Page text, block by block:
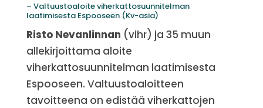
– Valtuustoaloite viherkattosuunnitelman
laatimisesta Espooseen (Kv-asia)
Risto Nevanlinnan (vihr) ja 35 muun
allekirjoittama aloite
viherkattosuunnitelman laatimisesta
Espooseen. Valtuustoaloitteen
tavoitteena on edistää viherkattojen